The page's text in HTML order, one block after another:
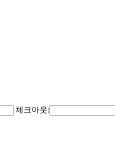
체크아웃: